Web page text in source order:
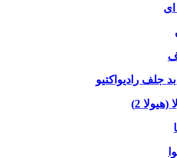
جلف رادیواکتیو
2)